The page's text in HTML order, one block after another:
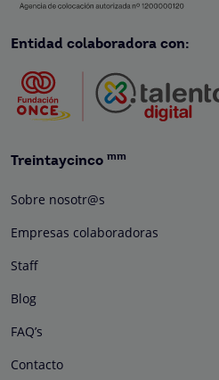
Entidad colaboradora con:
Treintaycinco mm
Sobre nosotr@s
Empresas colaboradoras
Staff
Blog
FAQ’s
Contacto